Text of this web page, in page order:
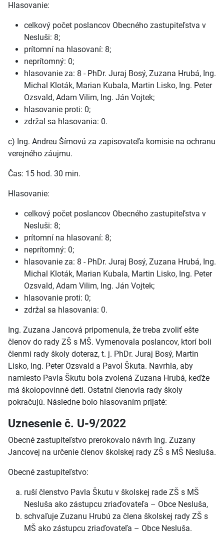
Hlasovanie:
celkový počet poslancov Obecného zastupiteľstva v
Nesluši: 8;
prítomní na hlasovaní: 8;
neprítomný: 0;
hlasovanie za: 8 - PhDr. Juraj Bosý, Zuzana Hrubá, Ing.
Michal Kloták, Marian Kubala, Martin Lisko, Ing. Peter
Ozsvald, Adam Vilim, Ing. Ján Vojtek;
hlasovanie proti: 0;
zdržal sa hlasovania: 0.
c) Ing. Andreu Šímovú za zapisovateľa komisie na ochranu
verejného záujmu.
Čas: 15 hod. 30 min.
Hlasovanie:
celkový počet poslancov Obecného zastupiteľstva v
Nesluši: 8;
prítomní na hlasovaní: 8;
neprítomný: 0;
hlasovanie za: 8 - PhDr. Juraj Bosý, Zuzana Hrubá, Ing.
Michal Kloták, Marian Kubala, Martin Lisko, Ing. Peter
Ozsvald, Adam Vilim, Ing. Ján Vojtek;
hlasovanie proti: 0;
zdržal sa hlasovania: 0.
Ing. Zuzana Jancová pripomenula, že treba zvoliť ešte
členov do rady ZŠ s MŠ. Vymenovala poslancov, ktorí boli
členmi rady školy doteraz, t. j. PhDr. Juraj Bosý, Martin
Lisko, Ing. Peter Ozsvald a Pavol Škuta. Navrhla, aby
namiesto Pavla Škutu bola zvolená Zuzana Hrubá, keďže
má školopovinné deti. Ostatní členovia rady školy
pokračujú. Následne bolo hlasovaním prijaté:
Uznesenie č. U-9/2022
Obecné zastupiteľstvo prerokovalo návrh Ing. Zuzany
Jancovej na určenie členov školskej rady ZŠ s MŠ Nesluša.
Obecné zastupiteľstvo:
ruší členstvo Pavla Škutu v školskej rade ZŠ s MŠ
Nesluša ako zástupcu zriaďovateľa – Obce Nesluša,
schvaľuje Zuzanu Hrubú za člena školskej rady ZŠ s
MŠ ako zástupcu zriaďovateľa – Obce Nesluša.